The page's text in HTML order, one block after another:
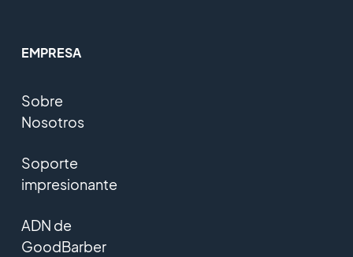
EMPRESA
Sobre
Nosotros
Soporte
impresionante
ADN de
GoodBarber